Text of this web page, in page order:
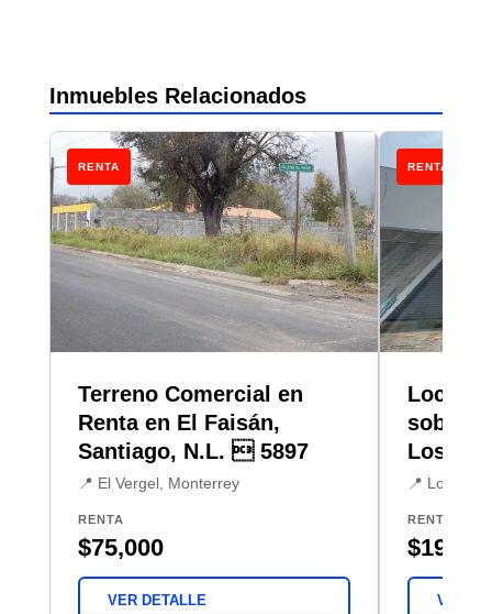
Inmuebles Relacionados
RENTA
Terreno Comercial en
Renta en El Faisán,
Santiago, N.L.  5897
📍 El Vergel, Monterrey
RENTA
$75,000
VER DETALLE
RENTA
Local/
sobre
Los
📍 Los
RENTA
VER